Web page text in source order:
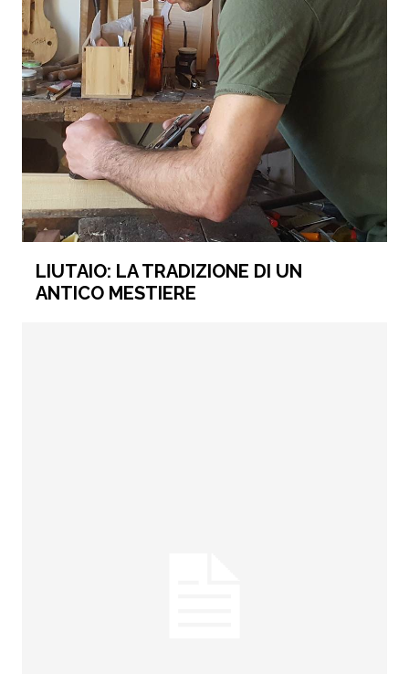
LIUTAIO: LA TRADIZIONE DI UN
ANTICO MESTIERE